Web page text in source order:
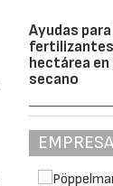
Ayudas
hectárea en
secano